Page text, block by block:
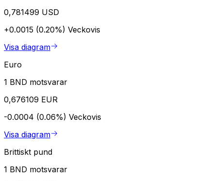
0,781499 USD
+0.0015 (0.20%) Veckovis
Visa diagram
Euro
1 BND motsvarar
0,676109 EUR
-0.0004 (0.06%) Veckovis
Visa diagram
Brittiskt pund
1 BND motsvarar